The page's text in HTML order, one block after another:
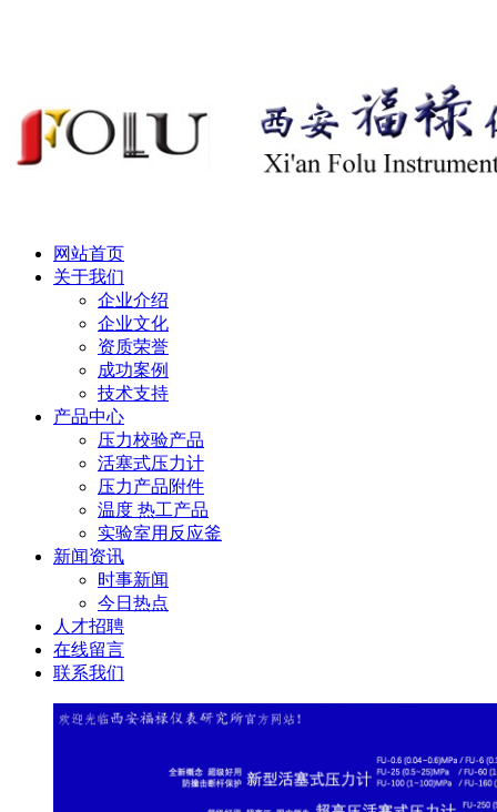
网站首页
关于我们
企业介绍
企业文化
资质荣誉
成功案例
技术支持
产品中心
压力校验产品
活塞式压力计
压力产品附件
温度 热工产品
实验室用反应釜
新闻资讯
时事新闻
今日热点
人才招聘
在线留言
联系我们